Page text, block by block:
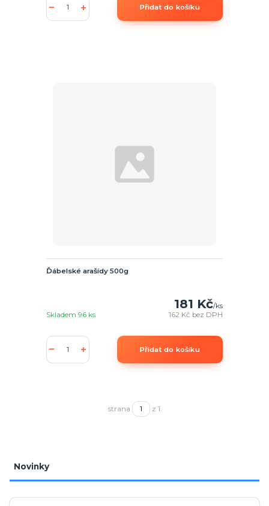
Přidat do košíku
Ďábelské arašídy 500g
181 Kč/ks
162 Kč bez DPH
Skladem 96 ks
Přidat do košíku
strana z 1
Novinky